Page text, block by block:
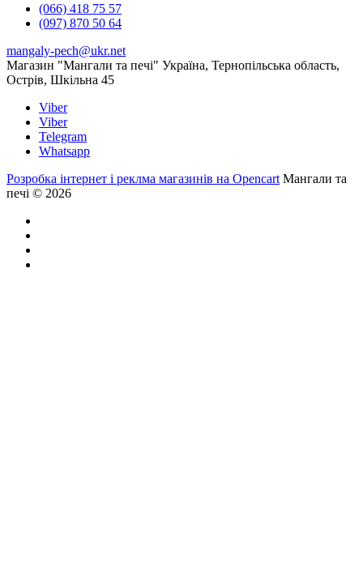
(066) 418 75 57
(097) 870 50 64
mangaly-pech@ukr.net
Магазин "Мангали та печі" Україна, Тернопільська область,
Острів, Шкільна 45
Viber
Viber
Telegram
Whatsapp
Розробка інтернет і реклма магазинів на Opencart Мангали та
печі © 2026